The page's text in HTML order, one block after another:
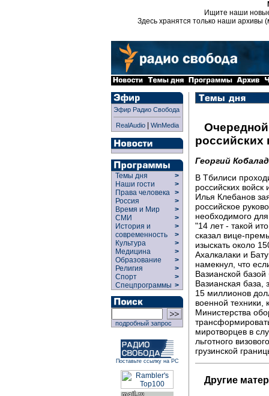
Ищите наши
Здесь хранятся только наши архивы
Эфир Радио Свобода
RealAudio| WinMedia
Темы дня
>
Наши гости
>
Права человека >
Россия
>
Время и Мир
>
СМИ
>
История и
современность
>
>
Культура
>
Медицина
>
Образование
>
Религия
>
Спорт
>
Спецпрограммы >
подробный запрос
Поставьте ссылку на РС
российских
Георгий
В Тбилиси
российских войск
Илья Клебанов
российское
необходимого
"14 лет - такой
сказал вице-
изыскать около
Ахалкалаки и
намекнул, что
Вазианской
Вазианская база,
15 миллионов
военной техники,
Министерства
миротворцев в
льготного
грузинской
Другие